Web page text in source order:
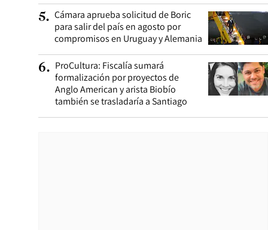
5. Cámara aprueba solicitud de Boric
para salir del país en agosto por
compromisos en Uruguay y Alemania
6. ProCultura: Fiscalía sumará
formalización por proyectos de
Anglo American y arista Biobío
también se trasladaría a Santiago